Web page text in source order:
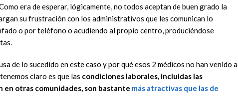
era de esperar, lógicamente, no todos aceptan de buen grado la
su frustración con los administrativos que les comunican lo
o por teléfono o acudiendo al propio centro, produciéndose
de lo sucedido en este caso y por qué esos 2 médicos no han venido a
claro es que las condiciones laborales, incluidas las
otras comunidades, son bastante más atractivas que las de